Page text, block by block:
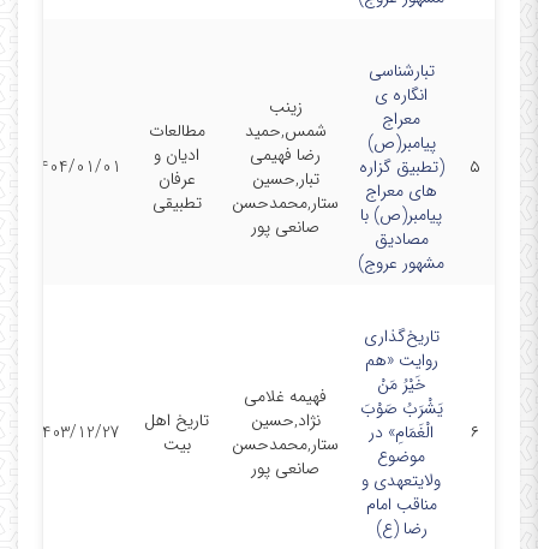
۵
تبارشناسی
انگاره ی
معراج
پیامبر(ص)
(تطبیق گزاره
های معراج
پیامبر(ص) با
مصادیق
مشهور عروج)
زینب
شمس,حمید
رضا فهیمی
تبار,حسین
ستار,محمدحسن
صانعی پور
مطالعات
ادیان و
عرفان
تطبیقی
1404/01/01
۶
تاریخ‌گذاری
روایت «هم
خَیْرُ مَنْ
یَشْرَبُ صَوْبَ
الْغَمَامِ» در
موضوع
ولایتعهدی و
مناقب امام
رضا (ع)
فهیمه غلامی
نژاد,حسین
ستار,محمدحسن
صانعی پور
تاریخ اهل
بیت
1403/12/27